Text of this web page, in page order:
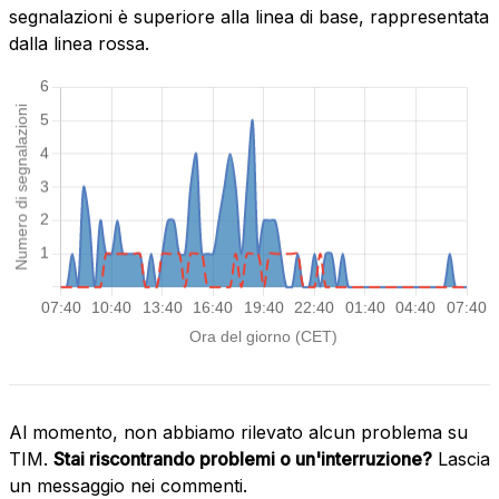
segnalazioni è superiore alla linea di base, rappresentata
dalla linea rossa.
Al momento, non abbiamo rilevato alcun problema su
TIM. Stai riscontrando problemi o un'interruzione? Lascia
un messaggio nei commenti.